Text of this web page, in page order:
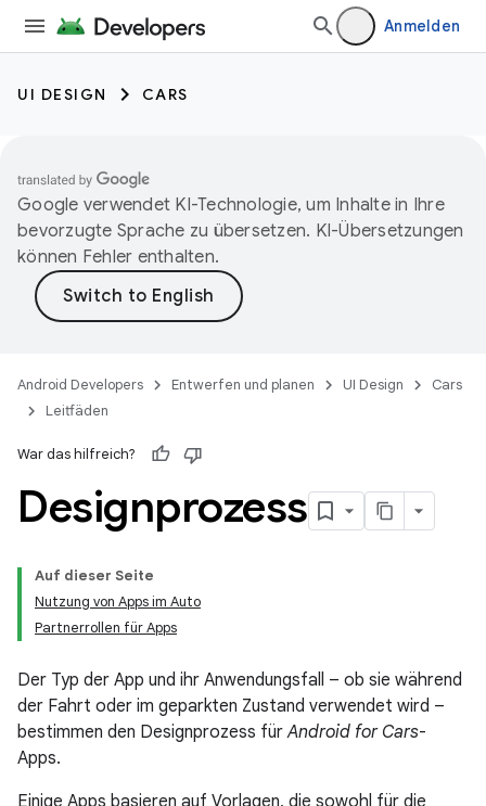
Anmelden
UI DESIGN CARS
Google verwendet KI-Technologie, um Inhalte in Ihre
bevorzugte Sprache zu übersetzen. KI-Übersetzungen
können Fehler enthalten.
Android Developers Entwerfen und planen UI Design
Cars
Leitfäden
War das hilfreich?
Designprozess
Auf dieser Seite
Nutzung von Apps im Auto
Partnerrollen für Apps
Der Typ der App und ihr Anwendungsfall – ob sie während
der Fahrt oder im geparkten Zustand verwendet wird –
bestimmen den Designprozess fürAndroid for Cars-
Apps.
Einige Apps basieren auf Vorlagen, die sowohl für die